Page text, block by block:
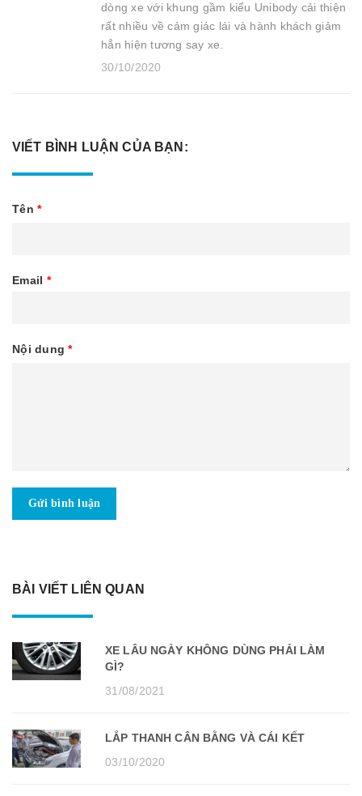
dòng xe với khung gầm kiểu Unibody cải thiện
rất nhiều về cảm giác lái và hành khách giảm
hẳn hiện tương say xe.
30/10/2020
VIẾT BÌNH LUẬN CỦA BẠN:
Tên *
Email *
Nội dung*
Gửi bình luận
BÀI VIẾT LIÊN QUAN
XE LÂU NGÀY KHÔNG DÙNG PHẢI LÀM
GÌ?
31/08/2021
LẮP THANH CÂN BẰNG VÀ CÁI KẾT
03/10/2020